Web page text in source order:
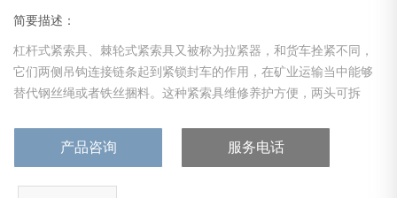
简要描述：
杠杆式紧索具、棘轮式紧索具又被称为拉紧器，和货车拴紧不同，
它们两侧吊钩连接链条起到紧锁封车的作用，在矿业运输当中能够
替代钢丝绳或者铁丝捆料。这种紧索具维修养护方便，两头可拆
产品咨询 服务电话